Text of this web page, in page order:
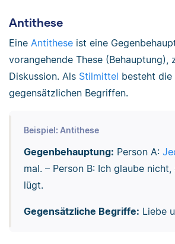
Antithese
Eine Antithese ist eine
vorangehende These (Behauptung),
Diskussion. Als Stilmittel besteht
gegensätzlichen Begriffen.
Beispiel: Antithese
Gegenbehauptung: Person A:
mal. – Person B: Ich glaube
lügt.
Gegensätzliche Begriffe: Liebe